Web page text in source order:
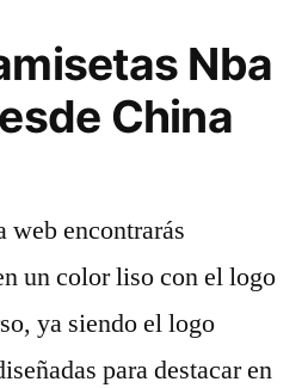
Nba
China
web encontrarás
un color liso con el logo
ya siendo el logo
para destacar en